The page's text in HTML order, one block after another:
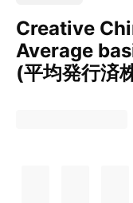
Creative
Average
(平均発行済